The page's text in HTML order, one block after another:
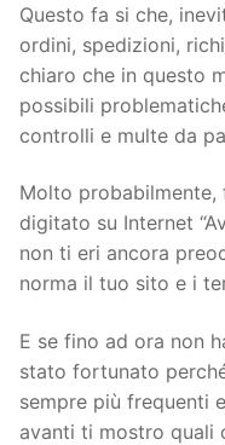
Questo fa si che,
ordini, spedizioni,
chiaro che in questo
possibili
controlli e multe da
Molto probabilmente,
digitato su Internet
non ti eri ancora
norma il tuo sito e i
E se fino ad ora non
stato fortunato
sempre più frequenti
avanti ti mostro quali